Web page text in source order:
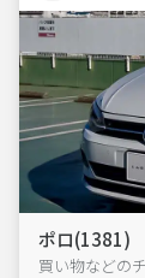
ポロ(1381)
買い物などの